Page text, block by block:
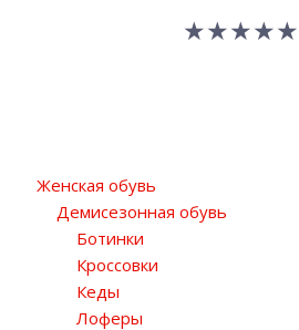
Женская обувь
Демисезонная обувь
Ботинки
Кроссовки
Кеды
Лоферы